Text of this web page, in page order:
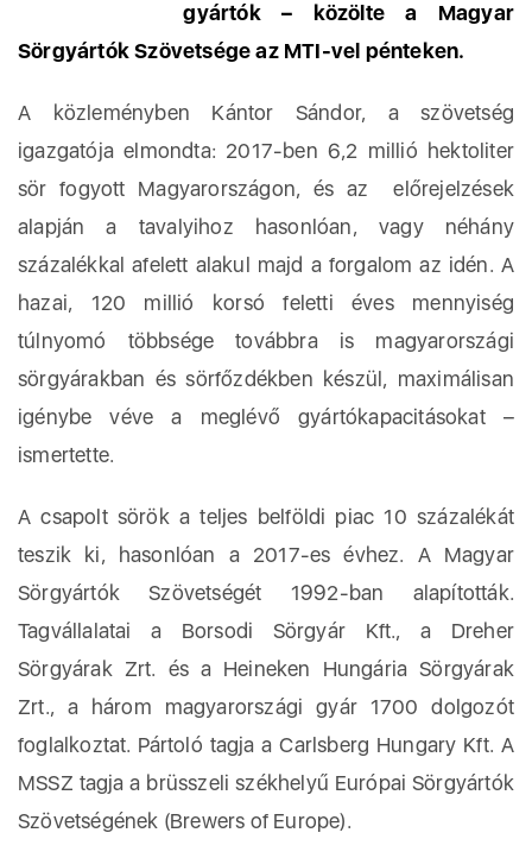
gyártók – közölte a Magyar
Sörgyártók Szövetsége az MTI-vel pénteken.
A közleményben Kántor Sándor, a szövetség
igazgatója elmondta: 2017-ben 6,2 millió hektoliter
sör fogyott Magyarországon, és az előrejelzések
alapján a tavalyihoz hasonlóan, vagy néhány
százalékkal afelett alakul majd a forgalom az idén. A
hazai, 120 millió korsó feletti éves mennyiség
túlnyomó többsége továbbra is magyarországi
sörgyárakban és sörfőzdékben készül, maximálisan
igénybe véve a meglévő gyártókapacitásokat –
ismertette.
A csapolt sörök a teljes belföldi piac 10 százalékát
teszik ki, hasonlóan a 2017-es évhez. A Magyar
Sörgyártók Szövetségét 1992-ban alapították.
Tagvállalatai a Borsodi Sörgyár Kft., a Dreher
Sörgyárak Zrt. és a Heineken Hungária Sörgyárak
Zrt., a három magyarországi gyár 1700 dolgozót
foglalkoztat. Pártoló tagja a Carlsberg Hungary Kft. A
MSSZ tagja a brüsszeli székhelyű Európai Sörgyártók
Szövetségének (Brewers of Europe).